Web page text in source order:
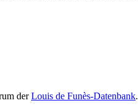
derLouis de Funès-Datenbank.